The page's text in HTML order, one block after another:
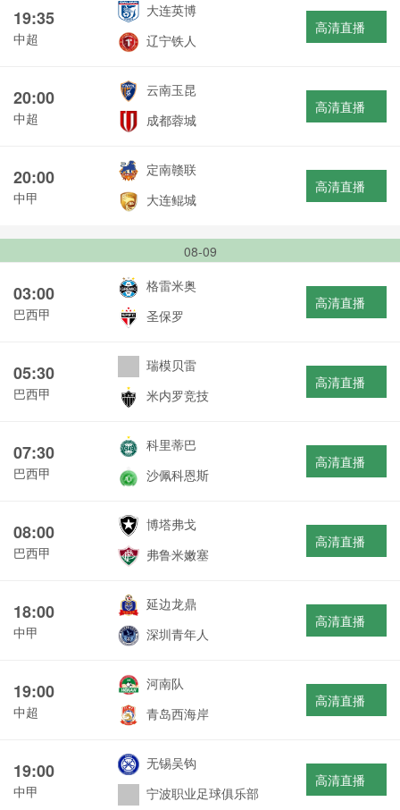
19:35
中超
大连英博
辽宁铁人
高清直播
20:00
中超
云南玉昆
成都蓉城
高清直播
20:00
中甲
定南赣联
大连鲲城
高清直播
08-09
03:00
巴西甲
格雷米奥
圣保罗
高清直播
05:30
巴西甲
瑞模贝雷
米内罗竞技
高清直播
07:30
巴西甲
科里蒂巴
沙佩科恩斯
高清直播
08:00
巴西甲
博塔弗戈
弗鲁米嫩塞
高清直播
18:00
中甲
延边龙鼎
深圳青年人
高清直播
19:00
中超
河南队
青岛西海岸
高清直播
19:00
中甲
无锡吴钩
宁波职业足球俱乐部
高清直播